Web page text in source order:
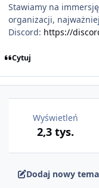
Stawiamy na
organizacji,
Discord: https://
Cytuj
Wyświetleń
2,3 tys.
Dodaj nowy